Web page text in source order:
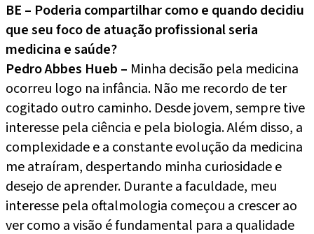
BE – Poderia compartilhar como e quando decidiu
que seu foco de atuação profissional seria
medicina e saúde?
Pedro Abbes Hueb – Minha decisão pela medicina
ocorreu logo na infância. Não me recordo de ter
cogitado outro caminho. Desde jovem, sempre tive
interesse pela ciência e pela biologia. Além disso, a
complexidade e a constante evolução da medicina
me atraíram, despertando minha curiosidade e
desejo de aprender. Durante a faculdade, meu
interesse pela oftalmologia começou a crescer ao
ver como a visão é fundamental para a qualidade